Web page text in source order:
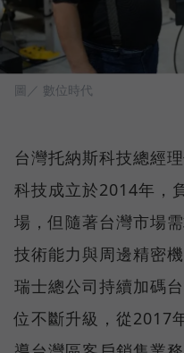
圖／ 數位時代
台灣托納斯科技總經
科技成立於2014年，
場，但隨著台灣市場
技術能力與周邊精密
瑞士總公司持續加碼
位不斷升級，從2017